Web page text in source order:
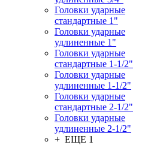
Головки ударные
стандартные 1"
Головки ударные
удлиненные 1"
Головки ударные
стандартные 1-1/2"
Головки ударные
удлиненные 1-1/2"
Головки ударные
стандартные 2-1/2"
Головки ударные
удлиненные 2-1/2"
+ ЕЩЕ 1